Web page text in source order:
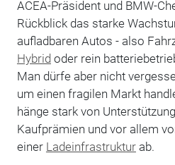
ACEA-Präsident und BMW-
Rückblick das starke
aufladbaren Autos - also
Hybrid oder rein
Man dürfe aber nicht
um einen fragilen Markt
hänge stark von
Kaufprämien und vor allem
einer Ladeinfrastrukturab.